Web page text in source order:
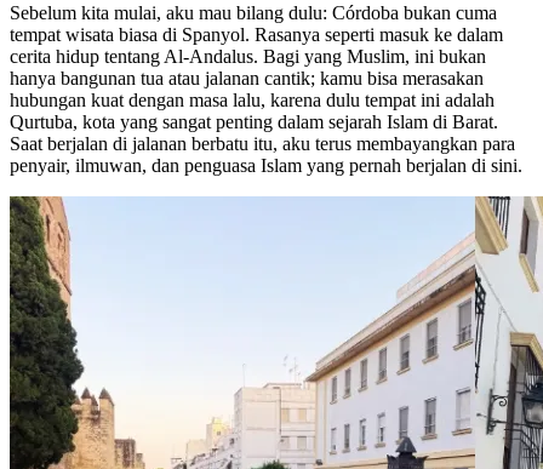
Sebelum kita mulai, aku mau bilang dulu: Córdoba bukan cuma
tempat wisata biasa di Spanyol. Rasanya seperti masuk ke dalam
cerita hidup tentang Al-Andalus. Bagi yang Muslim, ini bukan
hanya bangunan tua atau jalanan cantik; kamu bisa merasakan
hubungan kuat dengan masa lalu, karena dulu tempat ini adalah
Qurtuba, kota yang sangat penting dalam sejarah Islam di Barat.
Saat berjalan di jalanan berbatu itu, aku terus membayangkan para
penyair, ilmuwan, dan penguasa Islam yang pernah berjalan di sini.